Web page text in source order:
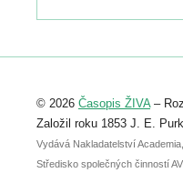
Registrovat se můžete
abstraktu přihlášené
posteru je už 30. června.
© 2026 Časopis ŽIVA–
Založil roku 1853 J. E.
Vydává Nakladatelství Academia,
Středisko společných činností